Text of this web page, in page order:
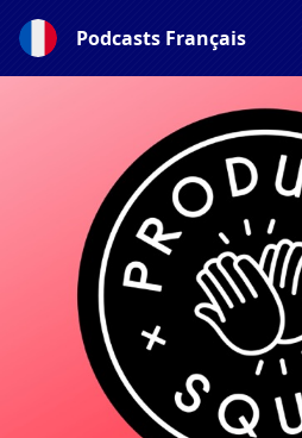
Podcasts Français